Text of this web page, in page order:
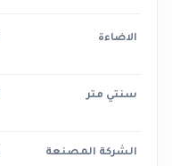
الاضاءة
سنتي متر
الشركة المصنعة